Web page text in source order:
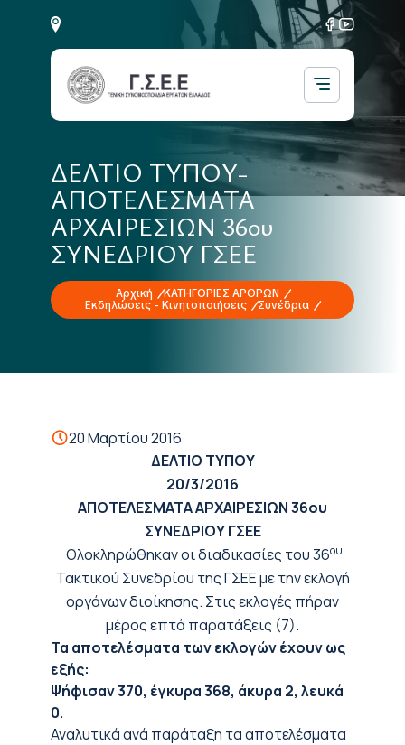
ΔΕΛΤΙΟ ΤΥΠΟΥ-
ΑΠΟΤΕΛΕΣΜΑΤΑ
ΑΡΧΑΙΡΕΣΙΩΝ 36ου
ΣΥΝΕΔΡΙΟΥ ΓΣΕΕ
Αρχική
ΚΑΤΗΓΟΡΙΕΣ ΑΡΘΡΩΝ
Εκδηλώσεις - Κινητοποιήσεις
Συνέδρια
20 Μαρτίου 2016
ΔΕΛΤΙΟ ΤΥΠΟΥ
20/3/2016
ΑΠΟΤΕΛΕΣΜΑΤΑ ΑΡΧΑΙΡΕΣΙΩΝ 36ου
ΣΥΝΕΔΡΙΟΥ ΓΣΕΕ
Ολοκληρώθηκαν οι διαδικασίες του 36ου
Τακτικού Συνεδρίου της ΓΣΕΕ με την εκλογή
οργάνων διοίκησης. Στις εκλογές πήραν
μέρος επτά παρατάξεις (7).
Τα αποτελέσματα των εκλογών έχουν ως
εξής:
Ψήφισαν 370, έγκυρα 368, άκυρα 2, λευκά
0.
Αναλυτικά ανά παράταξη τα αποτελέσματα